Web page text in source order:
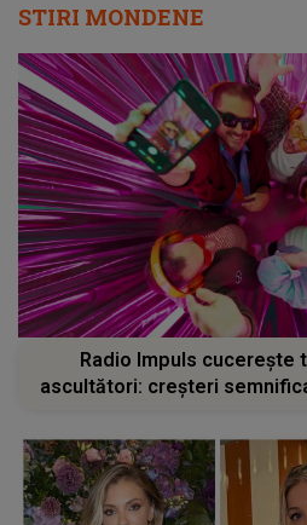
STIRI MONDENE
Radio Impuls cucerește
ascultători: creșteri